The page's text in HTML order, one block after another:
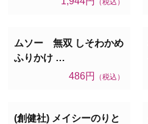
ムソー 無双 しそわかめ
ふりかけ …
486円
（税込）
(創健社) メイシーのりと